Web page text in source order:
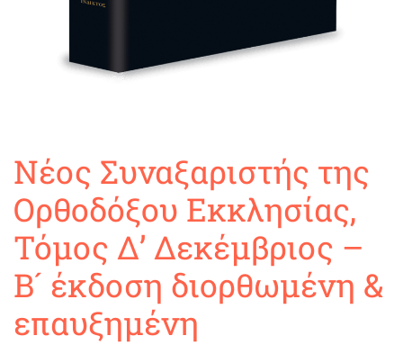
Νέος Συναξαριστής της
Ορθοδόξου Εκκλησίας,
Τόμος Δ’ Δεκέμβριος –
Β´ έκδοση διορθωμένη &
επαυξημένη